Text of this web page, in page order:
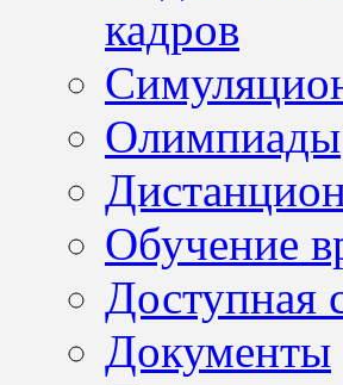
кадров
Олимпиады
Обучение
Доступная
Документы